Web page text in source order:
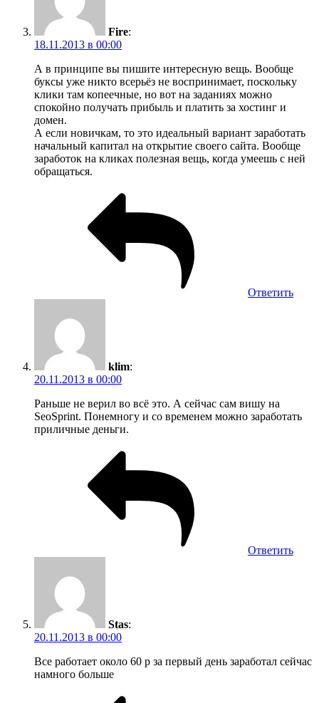
Fire:
18.11.2013 в 00:00
А в принципе вы пишите интересную вещь. Вообще
буксы уже никто всерьёз не воспринимает, поскольку
клики там копеечные, но вот на заданиях можно
спокойно получать прибыль и платить за хостинг и
домен.
А если новичкам, то это идеальный вариант заработать
начальный капитал на открытие своего сайта. Вообще
заработок на кликах полезная вещь, когда умеешь с ней
обращаться.
Ответить
klim:
20.11.2013 в 00:00
Раньше не верил во всё это. А сейчас сам вишу на
SeoSprint. Понемногу и со временем можно заработать
приличные деньги.
Ответить
Stas:
20.11.2013 в 00:00
Все работает около 60 р за первый день заработал сейчас
намного больше